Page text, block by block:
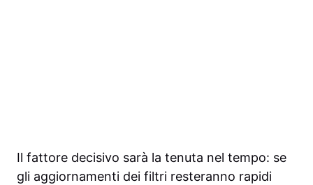
Il fattore decisivo sarà la tenuta nel tempo: se
gli aggiornamenti dei filtri resteranno rapidi